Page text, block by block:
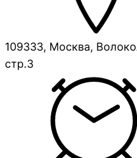
109333, Москва,
стр.3